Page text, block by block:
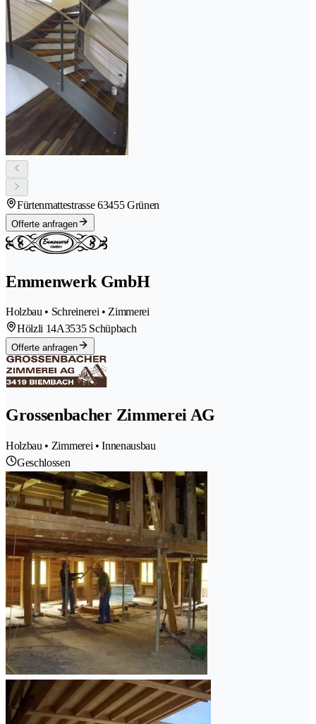
Fürtenmattestrasse 63455 Grünen
Offerte anfragen
Emmenwerk GmbH
Holzbau • Schreinerei • Zimmerei
Hölzli 14A3535 Schüpbach
Offerte anfragen
Grossenbacher Zimmerei AG
Holzbau • Zimmerei • Innenausbau
Geschlossen